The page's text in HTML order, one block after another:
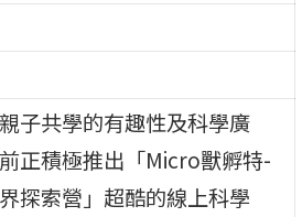
子共學的有趣性及科學廣
正積極推出「Micro獸孵特-
探索營」超酷的線上科學